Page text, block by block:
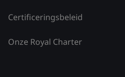
Certificeringsbeleid
Onze Royal Charter